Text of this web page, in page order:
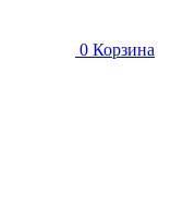
0 Корзина